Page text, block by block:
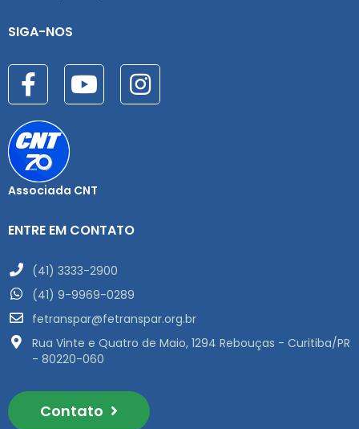
SIGA-NOS
Associada CNT
ENTRE EM CONTATO
(41) 3333-2900
(41) 9-9969-0289
fetranspar@fetranspar.org.br
Rua Vinte e Quatro de Maio, 1294 Rebouças - Curitiba/PR
- 80220-060
Contato